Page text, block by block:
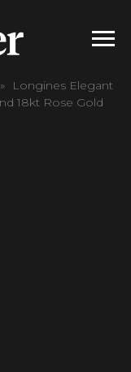
Longines Elegant
18kt Rose Gold